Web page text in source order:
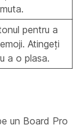
pentru a
Atingeți
a o plasa.
un Board Pro